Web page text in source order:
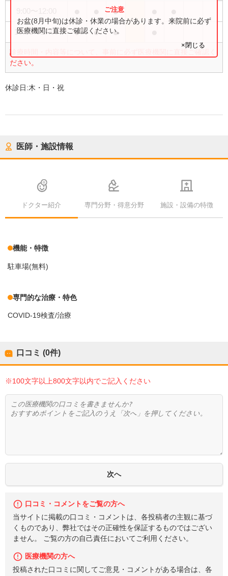
●
15:00〜17:00 ● ● ●
診療時間・内容等について、事前に必ず医療機関に直接ご確認く
ださい。
お盆(8月中旬)は休診・休業の場合があります。来院前に必ず
医療機関に直接ご確認ください。
×閉じる
休診日:木・日・祝
医師・施設情報
ドクター紹介 専門分野・得意分野 施設・設備の特徴
機能・特徴
駐車場(無料)
専門的な治療・特色
COVID-19検査/治療
口コミ (0件)
※100文字以上800文字以内でご記入ください
口コミ・コメントをご覧の方へ
当サイトに掲載の口コミ・コメントは、各投稿者の主観に基づ
くものであり、弊社ではその正確性を保証するものではござい
ません。 ご覧の方の自己責任においてご利用ください。
医療機関の方へ
投稿された口コミに関してご意見・コメントがある場合は、各